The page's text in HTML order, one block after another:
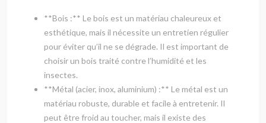
**Bois :** Le bois est un matériau chaleureux et
esthétique, mais il nécessite un entretien régulier
pour éviter qu’il ne se dégrade. Il est important de
choisir un bois traité contre l’humidité et les
insectes.
**Métal (acier, inox, aluminium) :** Le métal est un
matériau robuste, durable et facile à entretenir. Il
peut être froid au toucher, mais il existe des